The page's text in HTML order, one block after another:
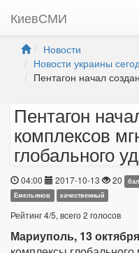
КиевСМИ
Новости
Новости украины
Пентагон начал
Пентагон
комплексов
глобального
04:00 2017-10-13 20
Емельянов
качественный
Рейтинг4/5, всего2 голосов
Мариуполь, 13